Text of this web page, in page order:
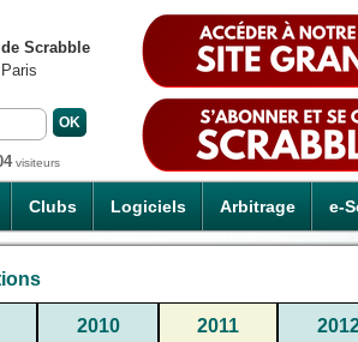
Clubs Logiciels Arbitrage e-
Scrabble
visiteurs
2010 2011